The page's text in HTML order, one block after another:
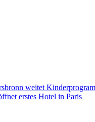
weitet
erstes Hotel in Paris